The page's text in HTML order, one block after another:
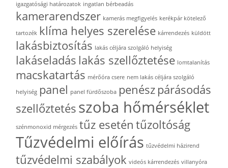
igazgatósági határozatok ingatlan bérbeadás
kamerarendszer kamerás megfigyelés kerékpár kötelező
tartozék klíma helyes szerelése kárrendezés küldött
lakásbiztosítás lakás céljára szolgáló helyiség
lakáseladás lakás szellőztetése lomtalanítás
macskatartás mérőóra csere nem lakás céljára szolgáló
helyiség panel panel fürdőszoba penész párásodás
szellőztetés szoba hőmérséklet
szénmonoxid mérgezés tűz esetén tűzoltóság
Tűzvédelmi előírás tűzvédelmi házirend
tűzvédelmi szabályok videós kárrendezés villanyóra